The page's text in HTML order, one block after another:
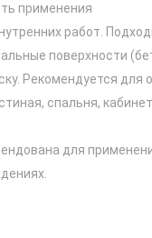
применения
работ.
поверхности
Рекомендуется
спальня,
для